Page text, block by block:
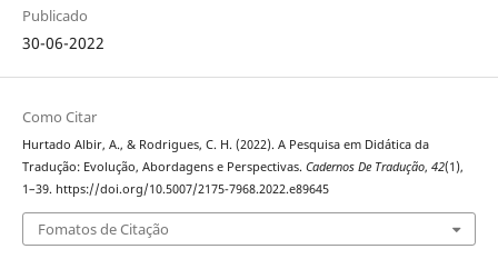
Publicado
30-06-2022
Como Citar
Hurtado Albir, A., & Rodrigues, C. H. (2022). A Pesquisa em Didática da
Tradução: Evolução, Abordagens e Perspectivas. Cadernos De Tradução, 42(1),
1–39. https://doi.org/10.5007/2175-7968.2022.e89645
Fomatos de Citação